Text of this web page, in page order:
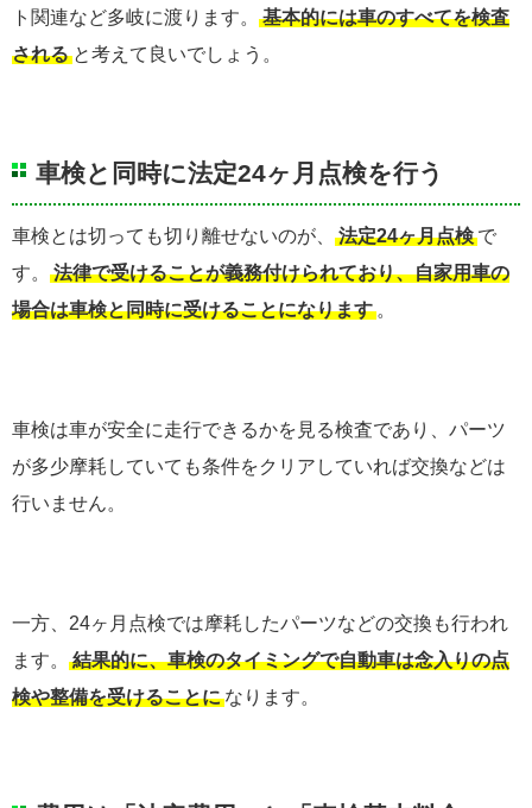
ト関連など多岐に渡ります。
基本的には車のすべてを検査
される と考えて良いでしょう。
車検と同時に法定24ヶ月点検を行う
車検とは切っても切り離せないのが、 法定24ヶ月点検 で
す。
法律で受けることが義務付けられており、自家用車の
場合は車検と同時に受けることになります 。
車検は車が安全に走行できるかを見る検査であり、パーツ
が多少摩耗していても条件をクリアしていれば交換などは
行いません。
一方、24ヶ月点検では摩耗したパーツなどの交換も行われ
ます。
結果的に、車検のタイミングで自動車は念入りの点
検や整備を受けることに なります。